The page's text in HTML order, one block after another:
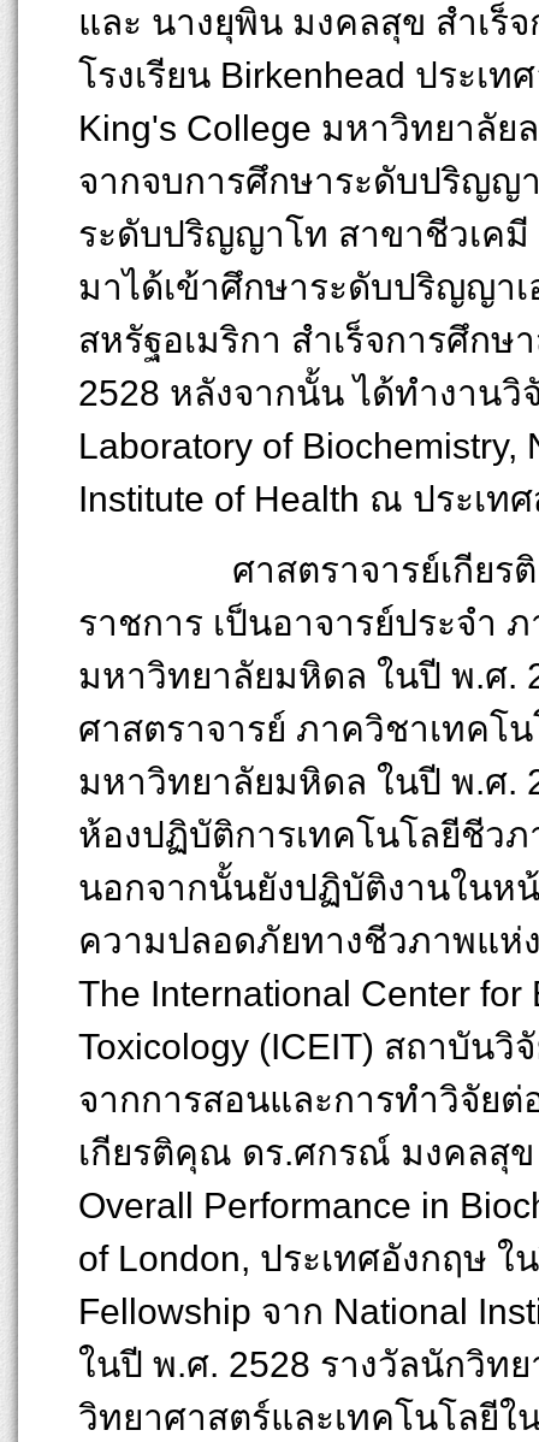
และ นางยุพิน มงคลสุข สำเร็
โรงเรียน Birkenhead ประเ
King's College มหาวิทยาลัย
จากจบการศึกษาระดับปริญญ
ระดับปริญญาโท สาขาชีวเคมี
มาได้เข้าศึกษาระดับปริญญา
สหรัฐอเมริกา สำเร็จการศึก
2528 หลังจากนั้น ได้ทำงาน
Laboratory of Biochemistry,
Institute of Health ณ ประเท
ศาสตราจารย์เกียรติคุณ
ราชการ เป็นอาจารย์ประจำ
มหาวิทยาลัยมหิดล ในปี พ.ศ.
ศาสตราจารย์ ภาควิชาเทค
มหาวิทยาลัยมหิดล ในปี พ.ศ.
ห้องปฏิบัติการเทคโนโลยีชีว
นอกจากนั้นยังปฏิบัติงานในห
ความปลอดภัยทางชีวภาพแห่
The International Center
Toxicology (ICEIT) สถาบัน
จากการสอนและการทำวิจัย
เกียรติคุณ ดร.ศกรณ์ มงคลสุข
Overall Performance in
of London, ประเทศอังกฤษ ใ
Fellowship จาก National
ในปี พ.ศ. 2528 รางวัลนักวิท
วิทยาศาสตร์และเทคโนโลยี